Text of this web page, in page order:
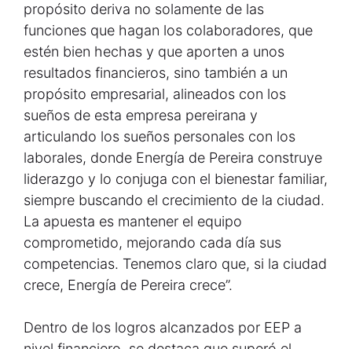
propósito deriva no solamente de las
funciones que hagan los colaboradores, que
estén bien hechas y que aporten a unos
resultados financieros, sino también a un
propósito empresarial, alineados con los
sueños de esta empresa pereirana y
articulando los sueños personales con los
laborales, donde Energía de Pereira construye
liderazgo y lo conjuga con el bienestar familiar,
siempre buscando el crecimiento de la ciudad.
La apuesta es mantener el equipo
comprometido, mejorando cada día sus
competencias. Tenemos claro que, si la ciudad
crece, Energía de Pereira crece”.
Dentro de los logros alcanzados por EEP a